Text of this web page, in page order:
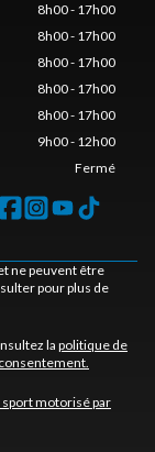
8h00 - 17h00
8h00 - 17h00
8h00 - 17h00
8h00 - 17h00
8h00 - 17h00
9h00 - 12h00
Fermé
ne peuvent être
pour plus de
la politique de
sport motorisé par